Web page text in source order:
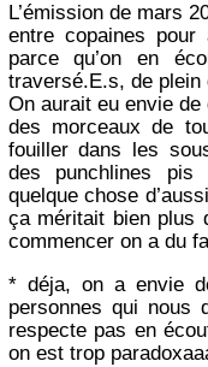
L’émission de mars
entre copaines
parce qu’on en
traversé.E.s, de plein
On aurait eu envie
des morceaux de
fouiller dans les
des punchlines pis
quelque chose
ça méritait bien plus
commencer on a du
* déja, on a envie
personnes qui nous
respecte pas en
on est trop